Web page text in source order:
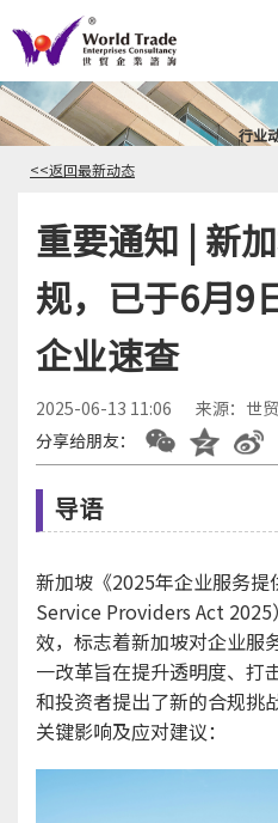
行业
<<返回最新动态
重要通知 | 新
规，已于6月9
企业速查
2025-06-13 11:06
来源：世
分享给朋友：
导语
新加坡《2025年企业服务
Service Providers Act
效，标志着新加坡对企业服
一改革旨在提升透明度、打
和投资者提出了新的合规挑
关键影响及应对建议：